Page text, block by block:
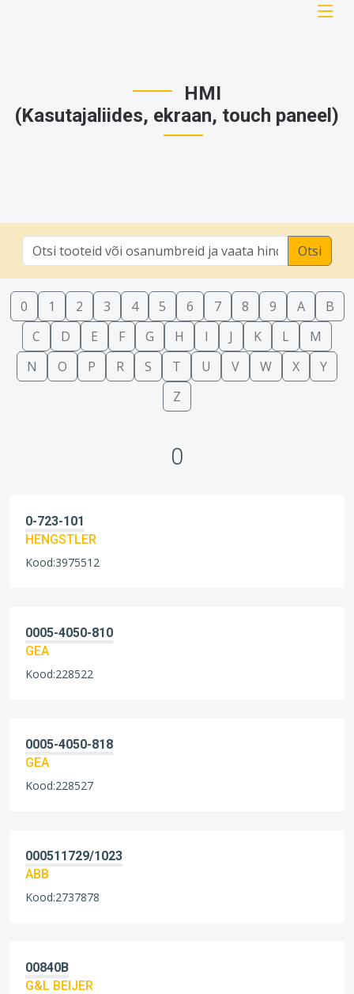
HMI
(Kasutajaliides, ekraan, touch paneel)
Otsi
0 1 2 3 4 5 6 7 8 9 A
B
C
D E F G H I J K L
M
N
O P R S T U V W X
Y
Z
0
0-723-101
HENGSTLER
Kood:3975512
0005-4050-810
GEA
Kood:228522
0005-4050-818
GEA
Kood:228527
000511729/1023
ABB
Kood:2737878
00840B
G&L BEIJER